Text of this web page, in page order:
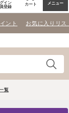
イン
登録
カート メニュー
ント お気に入りリス
覧